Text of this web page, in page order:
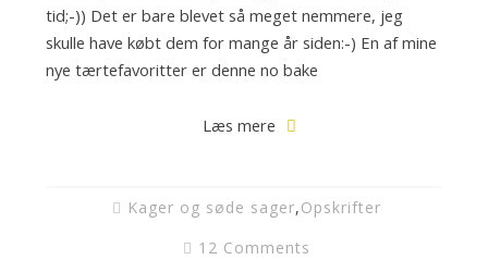
tid;-)) Det er bare blevet så meget nemmere, jeg
skulle have købt dem for mange år siden:-) En af mine
nye tærtefavoritter er denne no bake
Læs mere
Kager og søde sager,Opskrifter
12 Comments